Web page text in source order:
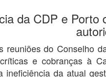
da CDP e Porto
reuniões do Conselho
e cobranças à
ineficiência da atual